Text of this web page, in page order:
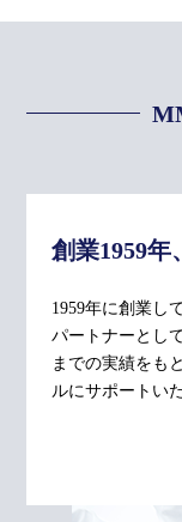
創業1959年
1959年に創業し
パートナーとし
までの実績をも
ルにサポートい